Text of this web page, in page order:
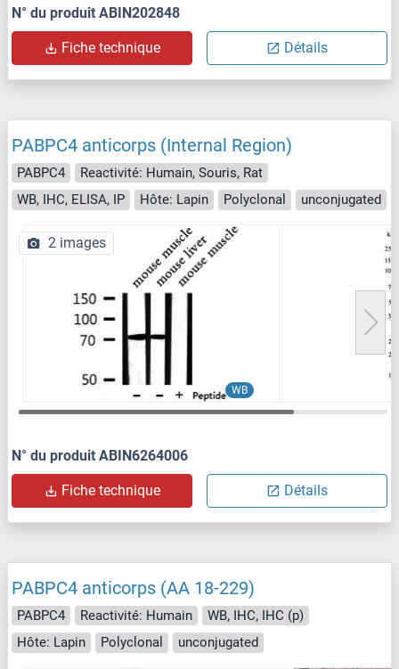
N° du produit ABIN202848
Fiche technique Détails
PABPC4 anticorps (Internal Region)
PABPC4
Reactivité: Humain, Souris, Rat
WB, IHC, ELISA, IP
Hôte: Lapin Polyclonal unconjugated
WB
2 images
N° du produit ABIN6264006
Fiche technique Détails
PABPC4 anticorps (AA 18-229)
PABPC4 Reactivité: Humain
WB, IHC, IHC (p)
Hôte: Lapin
Polyclonal unconjugated